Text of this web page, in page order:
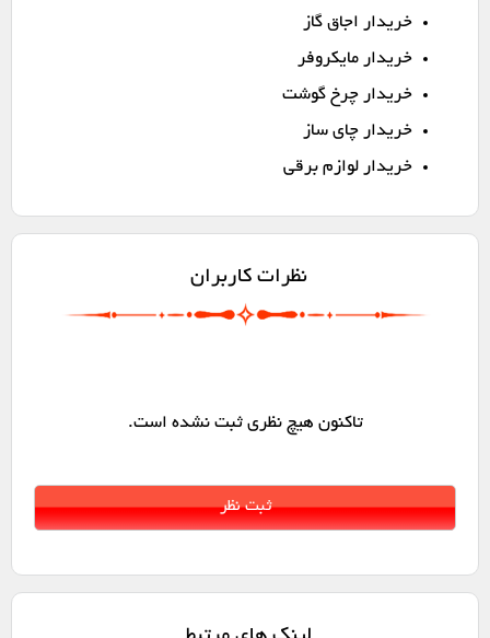
خریدار اجاق گاز
خریدار مایکروفر
خریدار چرخ گوشت
خریدار چای ساز
خریدار لوازم برقی
نظرات کاربران
تاکنون هیچ نظری ثبت نشده است.